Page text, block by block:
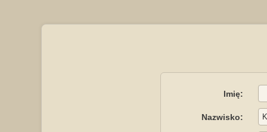
Imię:
Nazwisko: